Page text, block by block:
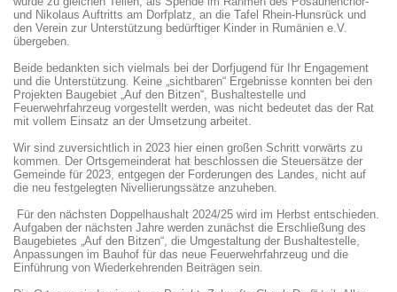
und Nikolaus Auftritts am Dorfplatz, an die Tafel Rhein-Hunsrück und
den Verein zur Unterstützung bedürftiger Kinder in Rumänien e.V.
übergeben.
Beide bedankten sich vielmals bei der Dorfjugend für Ihr Engagement
und die Unterstützung. Keine „sichtbaren“ Ergebnisse konnten bei den
Projekten Baugebiet „Auf den Bitzen“, Bushaltestelle und
Feuerwehrfahrzeug vorgestellt werden, was nicht bedeutet das der Rat
mit vollem Einsatz an der Umsetzung arbeitet.
Wir sind zuversichtlich in 2023 hier einen großen Schritt vorwärts zu
kommen. Der Ortsgemeinderat hat beschlossen die Steuersätze der
Gemeinde für 2023, entgegen der Forderungen des Landes, nicht auf
die neu festgelegten Nivellierungssätze anzuheben.
Für den nächsten Doppelhaushalt 2024/25 wird im Herbst entschieden.
Aufgaben der nächsten Jahre werden zunächst die Erschließung des
Baugebietes „Auf den Bitzen“, die Umgestaltung der Bushaltestelle,
Anpassungen im Bauhof für das neue Feuerwehrfahrzeug und die
Einführung von Wiederkehrenden Beiträgen sein.